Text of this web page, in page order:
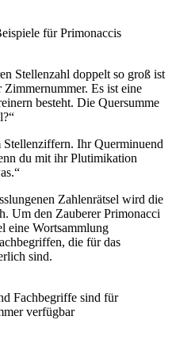
für Primonaccis
Stellenzahl doppelt so groß ist
Es ist eine
besteht. Die Quersumme
Stellenziffern. Ihr Querminuend
du mit ihr Plutimikation
Zahlenrätsel wird die
Um den Zauberer Primonacci
eine Wortsammlung
die für das
sind.
Fachbegriffe sind für
verfügbar